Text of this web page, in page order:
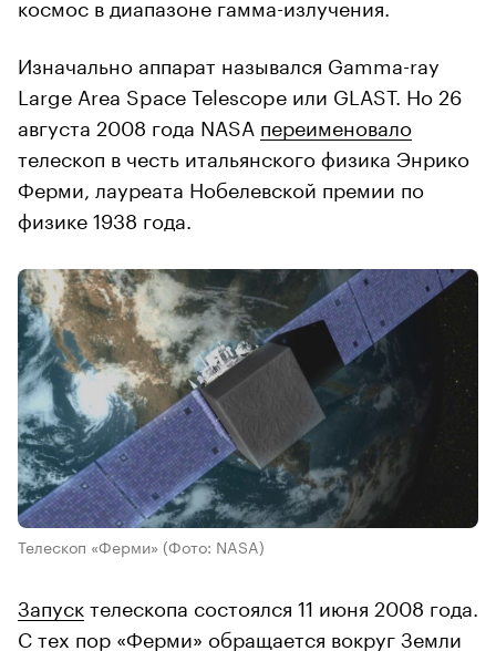
Изначально аппарат назывался Gamma-ray
Large Area Space Telescope или GLAST. Но 26
августа 2008 года NASA переименовало
телескоп в честь итальянского физика Энрико
Ферми, лауреата Нобелевской премии по
физике 1938 года.
Телескоп «Ферми» (Фото: NASA)
Запусктелескопа состоялся 11 июня 2008 года.
С тех пор «Ферми» обращается вокруг Земли